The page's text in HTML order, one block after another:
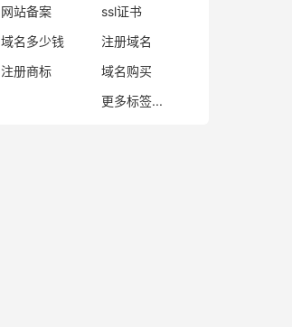
网站备案
ssl证书
域名多少钱
注册域名
注册商标
域名购买
更多标签...